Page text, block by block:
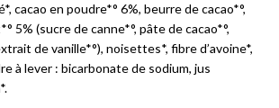
cacao en poudre*° 6%, beurre de cacao*°,
5% (sucre de canne*°, pâte de cacao*°,
de vanille*°), noisettes*, fibre d’avoine*,
à lever : bicarbonate de sodium, jus